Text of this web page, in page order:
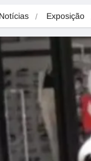
Notícias Exposição